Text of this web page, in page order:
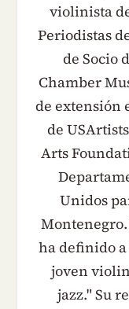
violinista
Periodistas
de Socio
Chamber
de extensión
de
Arts
Unidos
ha definido
joven
jazz." Su